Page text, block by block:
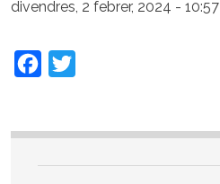
divendres, 2 febrer, 2024 - 10:57
Facebook